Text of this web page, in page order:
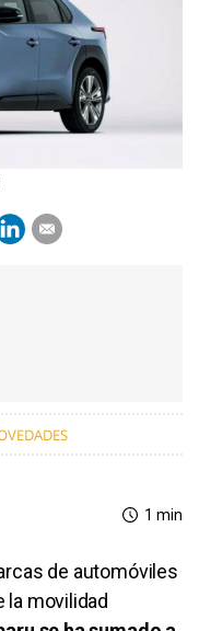
1 min
de automóviles
la movilidad